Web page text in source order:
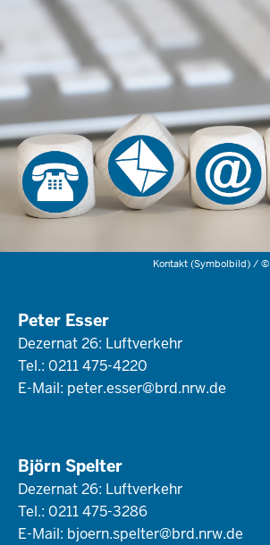
Kontakt (Symbolbild) /©
Peter Esser
Dezernat 26: Luftverkehr
Tel.: 0211 475-4220
E-Mail: peter.esser@brd.nrw.de
Björn Spelter
Dezernat 26: Luftverkehr
Tel.: 0211 475-3286
E-Mail: bjoern.spelter@brd.nrw.de